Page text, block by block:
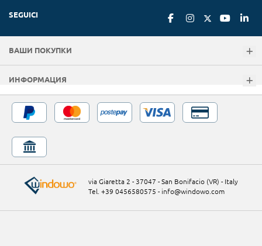
SEGUICI
ВАШИ ПОКУПКИ
ИНФОРМАЦИЯ
via Giaretta 2 - 37047 - San Bonifacio (VR) - Italy
Tel. +39 0456580575 - info@windowo.com